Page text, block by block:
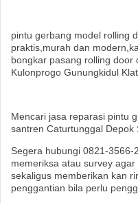
pintu gerbang model rolling
praktis,murah dan
bongkar pasang rolling door
Kulonprogo Gunungkidul
Mencari jasa reparasi pintu
santren Caturtunggal Depok
Segera hubungi 0821-
memeriksa atau survey
sekaligus memberikan kan
penggantian bila perlu